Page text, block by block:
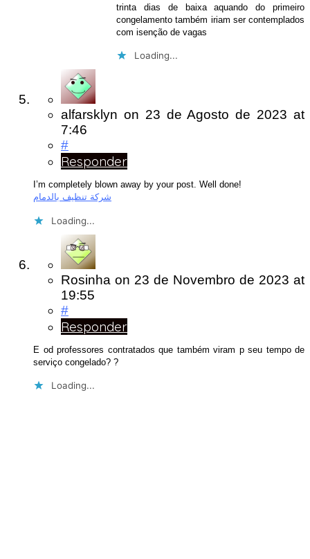
trinta dias de baixa aquando do primeiro
congelamento também iriam ser contemplados
com isenção de vagas
Loading...
alfarsklyn on 23 de Agosto de 2023at
7:46
#
Responder
I’m completely blown away by your post. Well done!
شركة تنظيف بالدمام
Loading...
Rosinha on 23 de Novembro de 2023 at
19:55
#
Responder
E od professores contratados que também viram p seu tempo de
serviço congelado? ?
Loading...